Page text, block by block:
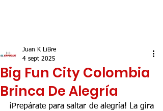
Big Fun City Colombia
Brinca De Alegría
Juan K LiBre
4 sept 2025
¡Prepárate para saltar de alegría! La gira